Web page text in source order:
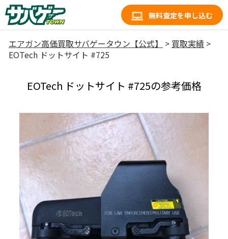
無料査定を申し込む
エアガン高価買取サバゲータウン【公式】 > 買取実績 >
EOTech ドットサイト #725
EOTech ドットサイト #725の参考価格